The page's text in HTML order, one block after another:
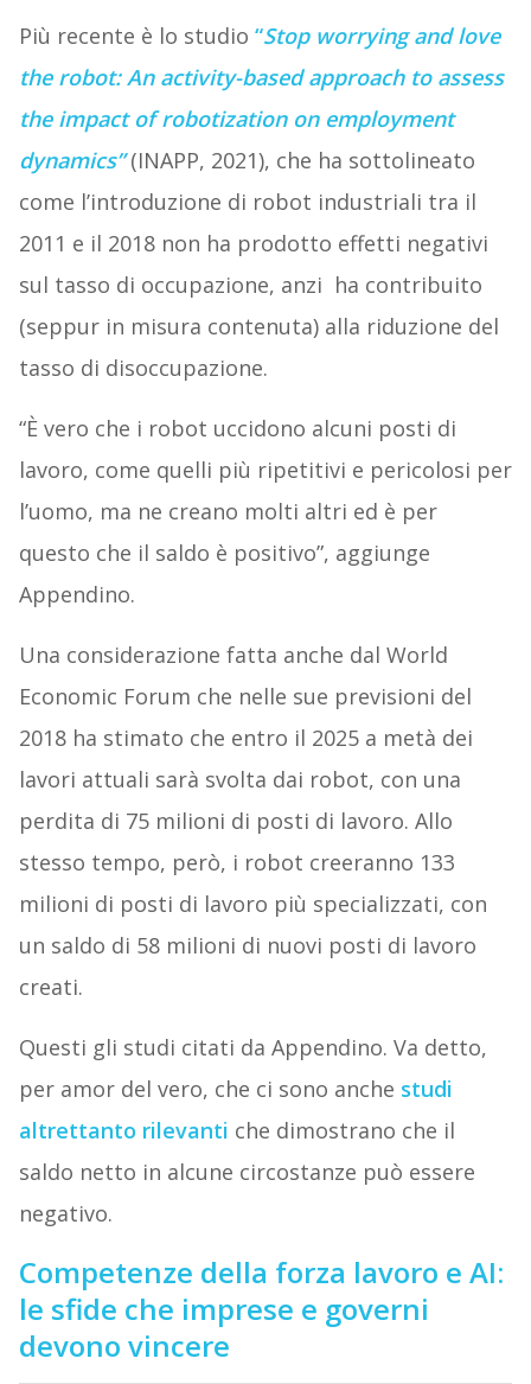
Più recente è lo studio “Stop worrying and love
the robot: An activity-based approach to assess
the impact of robotization on employment
dynamics”(INAPP, 2021), che ha sottolineato
come l’introduzione di robot industriali tra il
2011 e il 2018 non ha prodotto effetti negativi
sul tasso di occupazione, anzi ha contribuito
(seppur in misura contenuta) alla riduzione del
tasso di disoccupazione.
“È vero che i robot uccidono alcuni posti di
lavoro, come quelli più ripetitivi e pericolosi per
l’uomo, ma ne creano molti altri ed è per
questo che il saldo è positivo”, aggiunge
Appendino.
Una considerazione fatta anche dal World
Economic Forum che nelle sue previsioni del
2018 ha stimato che entro il 2025 a metà dei
lavori attuali sarà svolta dai robot, con una
perdita di 75 milioni di posti di lavoro. Allo
stesso tempo, però, i robot creeranno 133
milioni di posti di lavoro più specializzati, con
un saldo di 58 milioni di nuovi posti di lavoro
creati.
Questi gli studi citati da Appendino. Va detto,
per amor del vero, che ci sono anche studi
altrettanto rilevanti che dimostrano che il
saldo netto in alcune circostanze può essere
negativo.
Competenze della forza lavoro e AI:
le sfide che imprese e governi
devono vincere